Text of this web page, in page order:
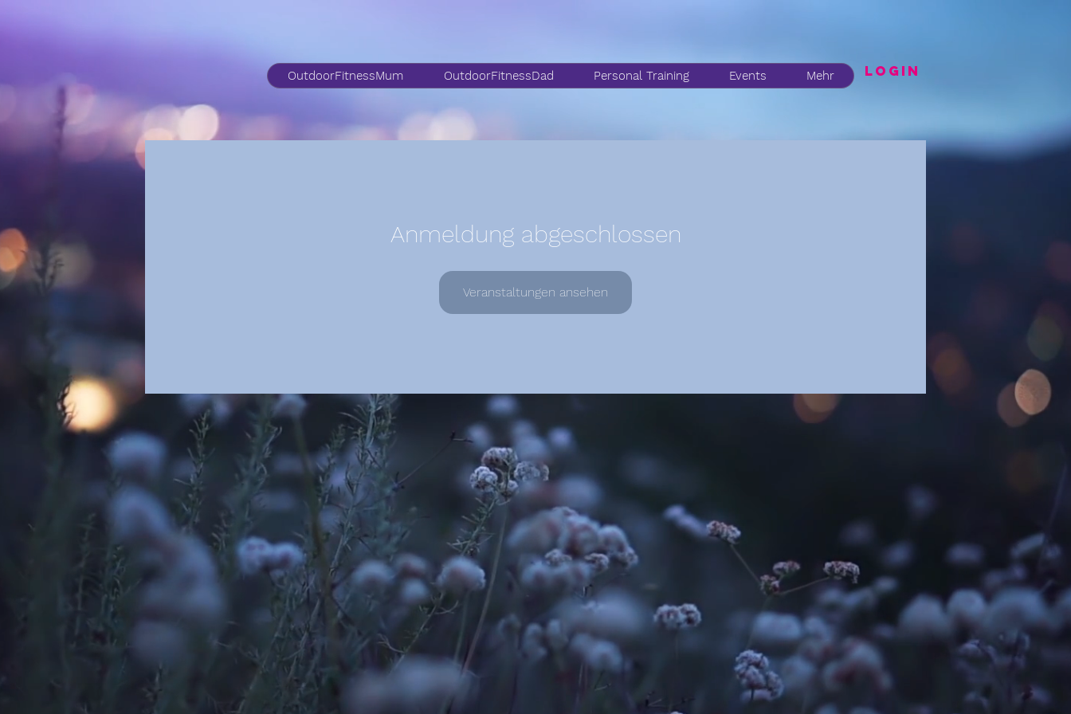
OutdoorFitnessMum OutdoorFitnessDad Personal Training Events Mehr LogIN
Anmeldung abgeschlossen
Veranstaltungen ansehen